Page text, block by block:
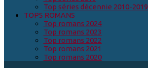
Top séries décennie 2010-2019
TOPS ROMANS
Top romans 2024
Top romans 2023
Top romans 2022
Top romans 2021
Top romans 2020